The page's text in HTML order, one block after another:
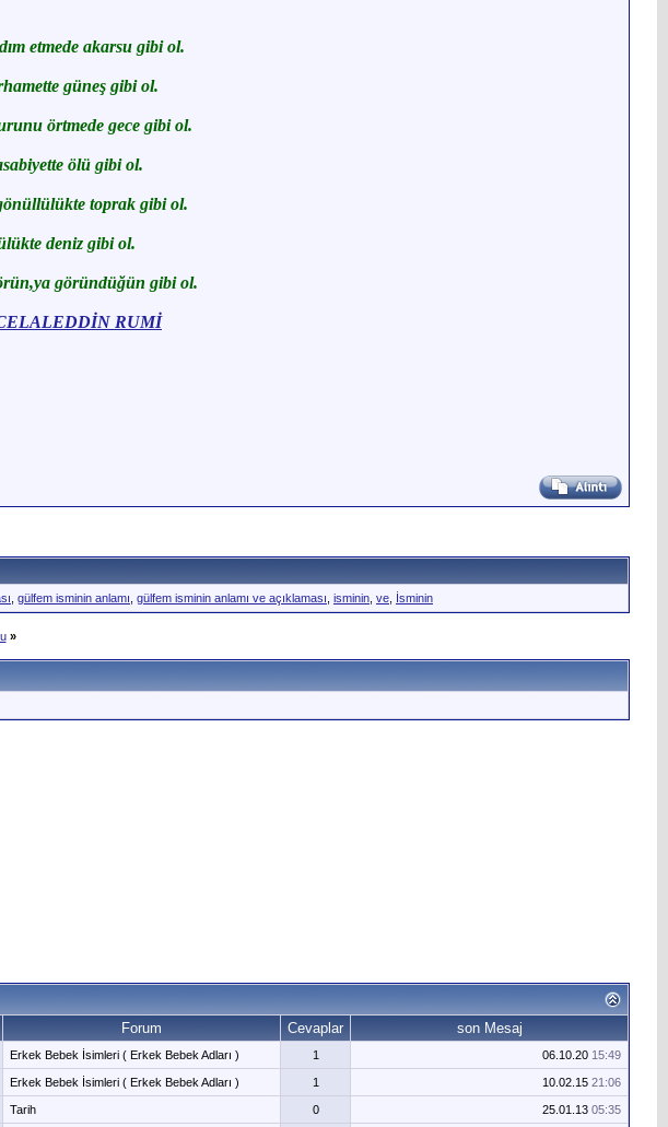
etmede akarsu gibi ol.
güneş gibi ol.
örtmede gece gibi ol.
ölü gibi ol.
toprak gibi ol.
deniz gibi ol.
göründüğün gibi ol.
RUMİ
gülfem isminin anlamı gülfem isminin anlamı ve açıklaması isminin ve İsminin
»
Forum Cevaplar son Mesaj
Erkek Bebek İsimleri ( Erkek Bebek Adları ) 1 06.10.20 15:49
Erkek Bebek İsimleri ( Erkek Bebek Adları ) 1 10.02.15 21:06
Tarih 0 25.01.13 05:35